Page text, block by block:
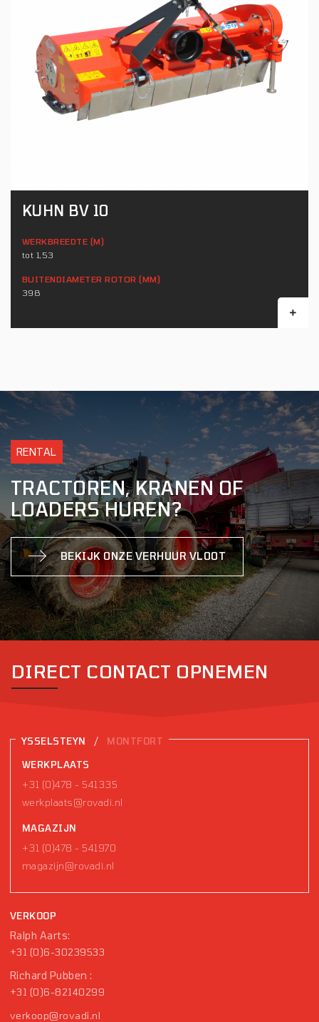
KUHN BV 10
WERKBREEDTE (M)
tot 1,53
BUITENDIAMETER ROTOR (MM)
398
RENTAL
TRACTOREN, KRANEN OF
LOADERS HUREN?
BEKIJK ONZE VERHUUR VLOOT
DIRECT CONTACT OPNEMEN
YSSELSTEYN / MONTFORT
WERKPLAATS
+31 (0)478 - 541335
werkplaats@rovadi.nl
MAGAZIJN
+31 (0)478 - 541970
magazijn@rovadi.nl
VERKOOP
Ralph Aarts:
+31 (0)6-30239533
Richard Pubben :
+31 (0)6-82140299
verkoop@rovadi.nl